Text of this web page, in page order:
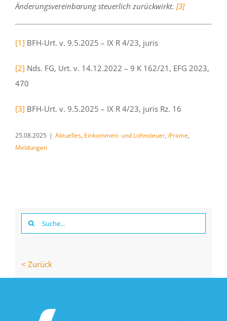
Änderungsvereinbarung steuerlich zurückwirkt. [3]
[1] BFH-Urt. v. 9.5.2025 – IX R 4/23, juris
[2] Nds. FG, Urt. v. 14.12.2022 – 9 K 162/21, EFG 2023,
470
[3] BFH-Urt. v. 9.5.2025 – IX R 4/23, juris Rz. 16
25.08.2025 | Aktuelles, Einkommen- und Lohnsteuer, iFrame,
Meldungen
Suche
nach:
< Zurück